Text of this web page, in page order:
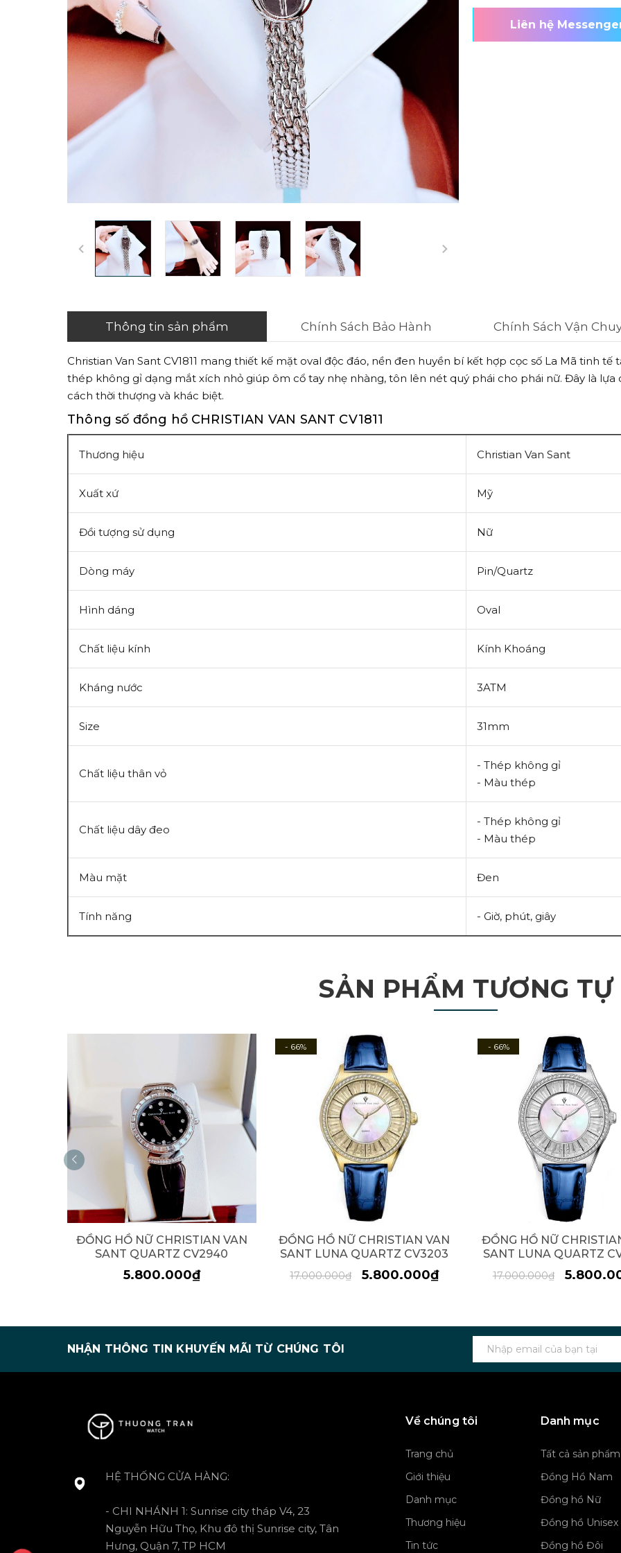
Liên hệ
Thông tin sản phẩm Chính Sách Bảo Hành Chính Sách Vận
Christian Van Sant CV1811 mang thiết kế mặt oval độc đáo, nền đen huyền bí kết hợp cọc số La Mã tinh
thép không gỉ dạng mắt xích nhỏ giúp ôm cổ tay nhẹ nhàng, tôn lên nét quý phái cho phái nữ. Đây là
cách thời thượng và khác biệt.
Thông số đồng hồ CHRISTIAN VAN SANT CV1811
Thương hiệu Christian Van Sant
Xuất xứ Mỹ
Đồi tượng sử dụng Nữ
Dòng máy Pin/Quartz
Hình dáng Oval
Chất liệu kính Kính Khoáng
Kháng nước 3ATM
Size 31mm
Chất liệu thân vỏ
- Thép không gỉ
- Màu thép
Chất liệu dây đeo
- Thép không gỉ
- Màu thép
Màu mặt Đen
Tính năng - Giờ, phút, giây
SẢN PHẨM TƯƠNG TỰ
ĐỒNG HỒ NỮ CHRISTIA️N VAN
SANT QUARTZ CV2940
5.800.000₫
- 66%
ĐỒNG HỒ NỮ CHRISTIAN VAN
SANT LUNA QUARTZ CV3203
17.000.000₫ 5.800.000₫
- 66%
ĐỒNG HỒ NỮ
SANT LUNA QUARTZ
17.000.000₫
NHẬN THÔNG TIN KHUYẾN MÃI TỪ CHÚNG TÔI
HỆ THỐNG CỬA HÀNG:
- CHI NHÁNH 1: Sunrise city tháp V4, 23
Nguyễn Hữu Thọ, Khu đô thị Sunrise city, Tân
Hưng, Quận 7, TP HCM
Về chúng tôi
Trang chủ
Giới thiệu
Danh mục
Thương hiệu
Tin tức
Danh mục
Tất cả sản phẩm
Đồng Hồ Nam
Đồng hồ Nữ
Đồng hồ Unisex
Đồng hồ Đôi